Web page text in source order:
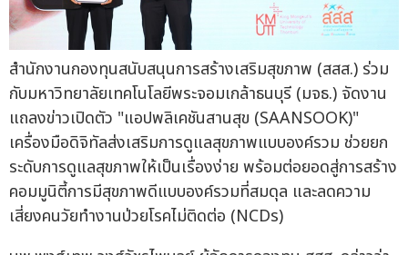
สำนักงานกองทุนสนับสนุนการสร้างเสริมสุขภาพ (สสส.) ร่วม
กับมหาวิทยาลัยเทคโนโลยีพระจอมเกล้าธนบุรี (มจธ.) จัดงาน
แถลงข่าวเปิดตัว "แอปพลิเคชันสานสุข (SAANSOOK)"
เครื่องมือดิจิทัลส่งเสริมการดูแลสุขภาพแบบองค์รวม ช่วยยก
ระดับการดูแลสุขภาพให้เป็นเรื่องง่าย พร้อมต่อยอดสู่การสร้าง
คอมมูนิตี้การมีสุขภาพดีแบบองค์รวมที่สมดุล และลดความ
เสี่ยงคนวัยทำงานป่วยโรคไม่ติดต่อ (NCDs)